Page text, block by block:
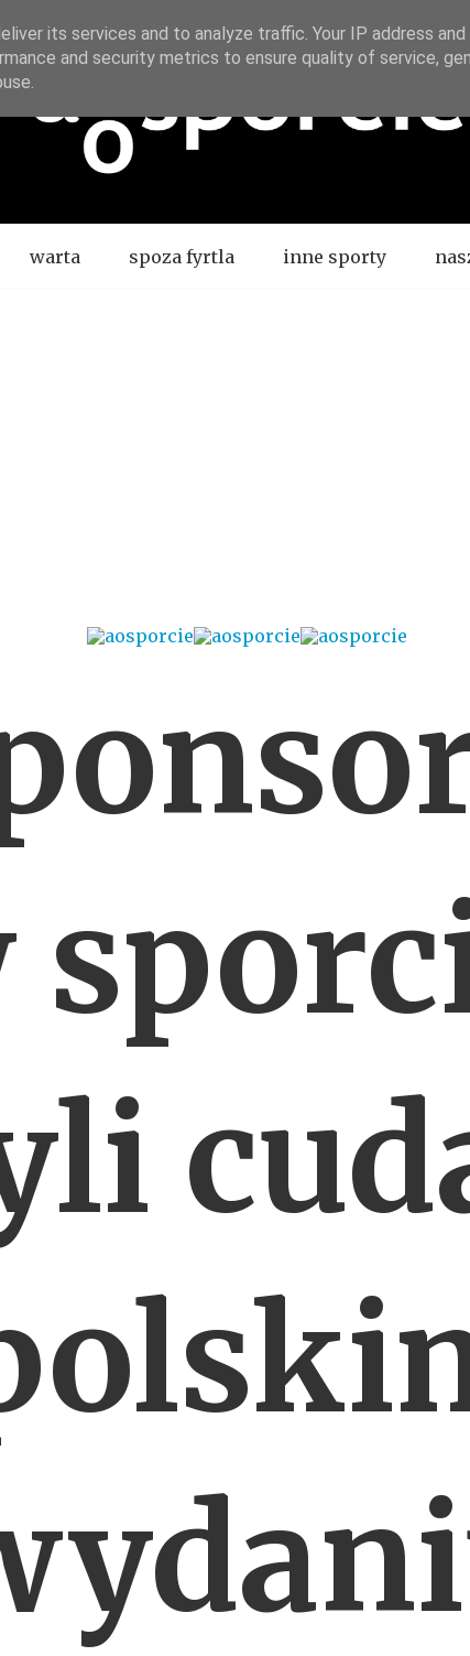
warta spoza fyrtla inne sporty
its services and to analyze traffic. Your IP address
and security metrics to ensure quality of service,